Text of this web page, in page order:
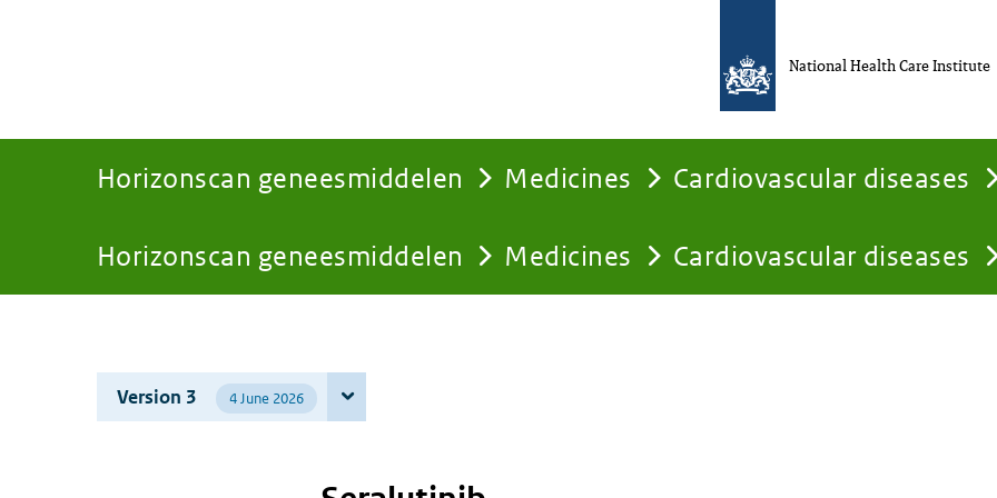
Horizonscan geneesmiddelen Medicines Cardiovascular diseases
You
here:
Horizonscan geneesmiddelen Medicines Cardiovascular diseases
National Health Care Institute
Version 3 4 June 2026